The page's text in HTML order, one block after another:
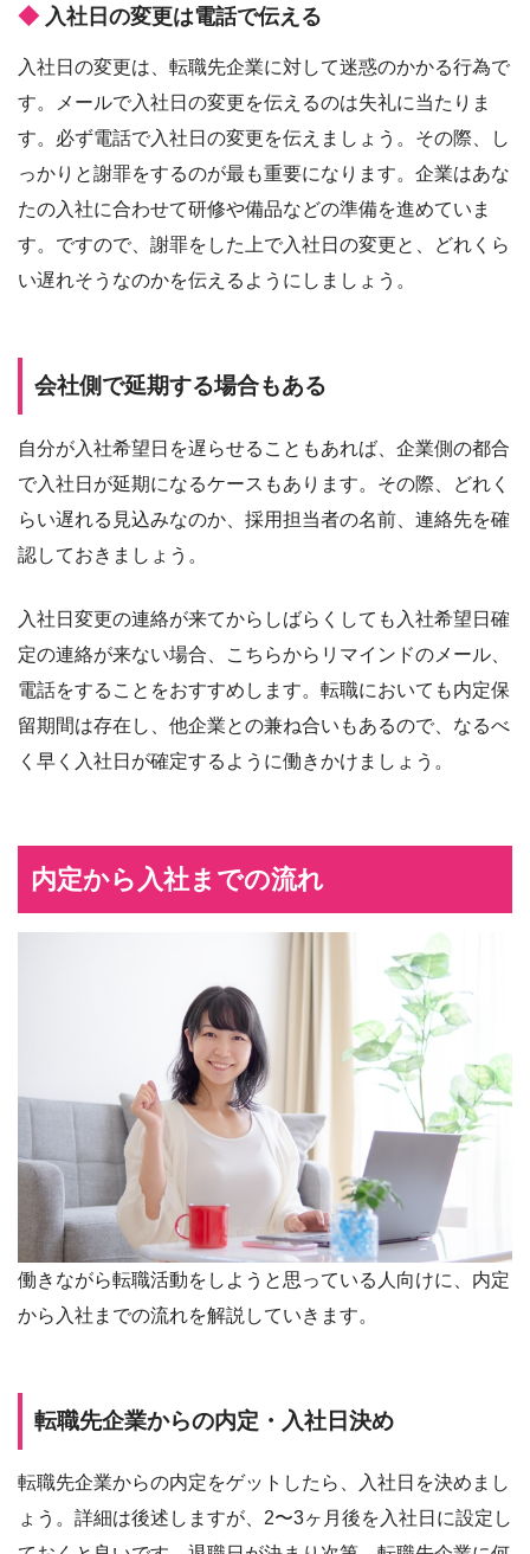
入社日の変更は電話で伝える
入社日の変更は、転職先企業に対して迷惑のかかる行為で
す。メールで入社日の変更を伝えるのは失礼に当たりま
す。必ず電話で入社日の変更を伝えましょう。その際、し
っかりと謝罪をするのが最も重要になります。企業はあな
たの入社に合わせて研修や備品などの準備を進めていま
す。ですので、謝罪をした上で入社日の変更と、どれくら
い遅れそうなのかを伝えるようにしましょう。
会社側で延期する場合もある
自分が入社希望日を遅らせることもあれば、企業側の都合
で入社日が延期になるケースもあります。その際、どれく
らい遅れる見込みなのか、採用担当者の名前、連絡先を確
認しておきましょう。
入社日変更の連絡が来てからしばらくしても入社希望日確
定の連絡が来ない場合、こちらからリマインドのメール、
電話をすることをおすすめします。転職においても内定保
留期間は存在し、他企業との兼ね合いもあるので、なるべ
く早く入社日が確定するように働きかけましょう。
内定から入社までの流れ
働きながら転職活動をしようと思っている人向けに、内定
から入社までの流れを解説していきます。
転職先企業からの内定・入社日決め
転職先企業からの内定をゲットしたら、入社日を決めまし
ょう。詳細は後述しますが、2〜3ヶ月後を入社日に設定し